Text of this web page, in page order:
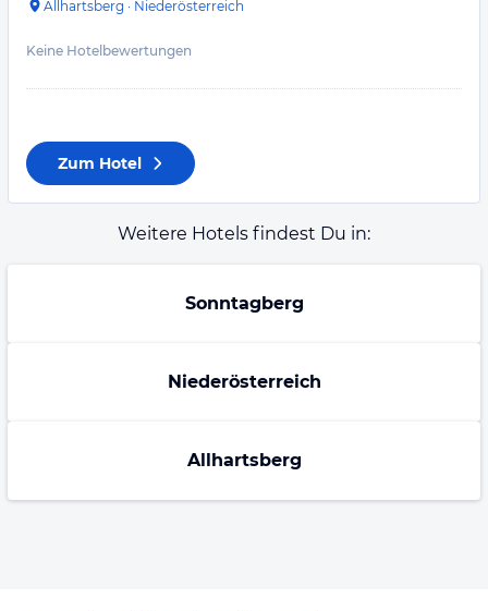
Allhartsberg · Niederösterreich
Keine Hotelbewertungen
Zum Hotel
Weitere Hotels findest Du in:
Sonntagberg
Niederösterreich
Allhartsberg